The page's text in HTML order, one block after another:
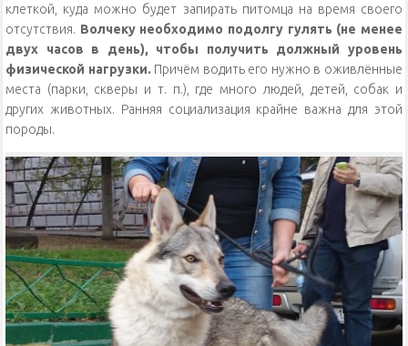
клеткой, куда можно будет запирать питомца на время своего
отсутствия. Волчеку необходимо подолгу гулять (не менее
двух часов в день), чтобы получить должный уровень
физической нагрузки. Причём водить его нужно в оживлённые
места (парки, скверы и т. п.), где много людей, детей, собак и
других животных. Ранняя социализация крайне важна для этой
породы.